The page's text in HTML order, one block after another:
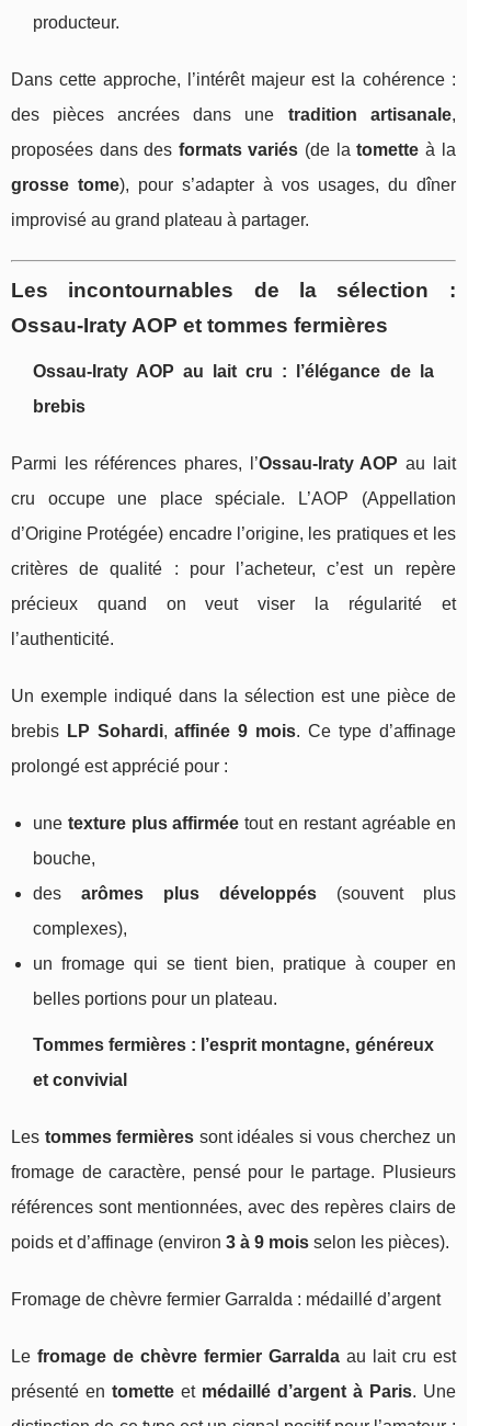
producteur.
Dans cette approche, l’intérêt majeur est la cohérence :
des pièces ancrées dans une tradition artisanale,
proposées dans des formats variés (de latomette à la
grosse tome), pour s’adapter à vos usages, du dîner
improvisé au grand plateau à partager.
Les incontournables de la sélection :
Ossau-Iraty AOP et tommes fermières
Ossau-Iraty AOP au lait cru : l’élégance de la
brebis
Parmi les références phares, l’Ossau-Iraty AOP au lait
cru occupe une place spéciale. L’AOP (Appellation
d’Origine Protégée) encadre l’origine, les pratiques et les
critères de qualité : pour l’acheteur, c’est un repère
précieux quand on veut viser la régularité et
l’authenticité.
Un exemple indiqué dans la sélection est une pièce de
brebis LP Sohardi,affinée 9 mois. Ce type d’affinage
prolongé est apprécié pour :
une texture plus affirmée tout en restant agréable en
bouche,
des arômes plus développés(souvent plus
complexes),
un fromage qui se tient bien, pratique à couper en
belles portions pour un plateau.
Tommes fermières : l’esprit montagne, généreux
et convivial
Les tommes fermières sont idéales si vous cherchez un
fromage de caractère, pensé pour le partage. Plusieurs
références sont mentionnées, avec des repères clairs de
poids et d’affinage (environ 3 à 9 mois selon les pièces).
Fromage de chèvre fermier Garralda : médaillé d’argent
Le fromage de chèvre fermier Garraldaau lait cru est
présenté en tometteet médaillé d’argent à Paris. Une